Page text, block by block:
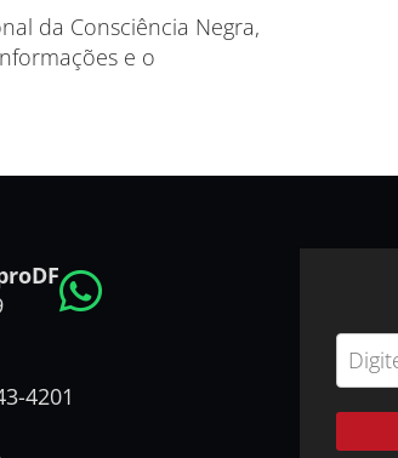
da Consciência Negra,
e o
4201